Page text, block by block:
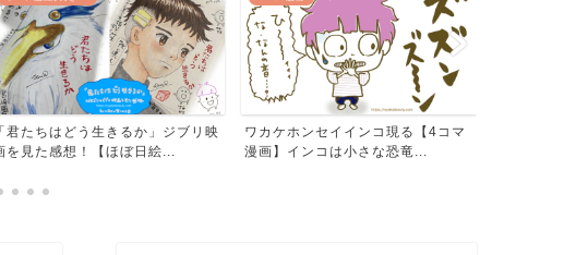
ワカケホンセイインコ現る【4コマ
画】インコは小さな恐竜...
呪術廻戦アニメ２期がスタート！
「五条悟をほぼ日絵日記に描...